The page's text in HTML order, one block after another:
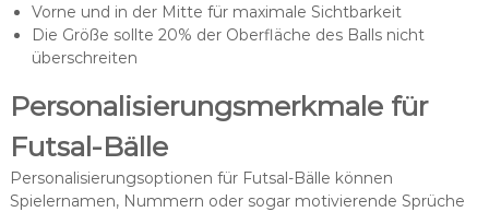
Vorne und in der Mitte für maximale Sichtbarkeit
Die Größe sollte 20% der Oberfläche des Balls nicht
überschreiten
Personalisierungsmerkmale für
Futsal-Bälle
Personalisierungsoptionen für Futsal-Bälle können
Spielernamen, Nummern oder sogar motivierende Sprüche